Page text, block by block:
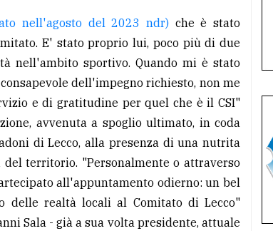
nell'agosto del 2023 ndr) che è stato
E' stato proprio lui, poco più di due
nell'ambito sportivo. Quando mi è stato
dell'impegno richiesto, non me
e di gratitudine per quel che è il CSI"
avvenuta a spoglio ultimato, in coda
di Lecco, alla presenza di una nutrita
territorio. "Personalmente o attraverso
all'appuntamento odierno: un bel
delle realtà locali al Comitato di Lecco"
Sala - già a sua volta presidente, attuale